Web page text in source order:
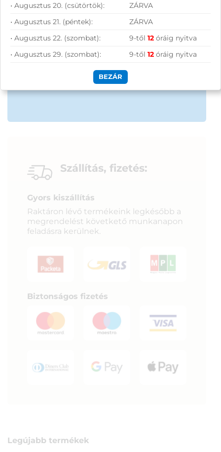
Hűségprogram
50 000 Ft felett ingyenes szállítás
Szállítás, fizetés:
Gyors kiszállítás
Raktáron lévő termékeink legkésőbb a
megrendelést követkető munkanapon
feladásra kerülnek.
Biztonságos fizetés
Legújabb termékek
• Augusztus 20. (csütörtök):
ZÁRVA
• Augusztus 21. (péntek):
ZÁRVA
• Augusztus 22. (szombat):
9-től12 óráig nyitva
• Augusztus 29. (szombat):
9-től12 óráig nyitva
BEZÁR